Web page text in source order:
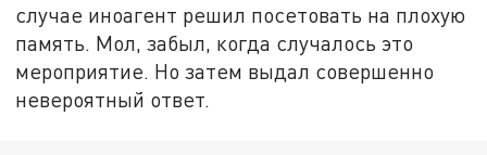
случае иноагент решил посетовать на плохую
память. Мол, забыл, когда случалось это
мероприятие. Но затем выдал совершенно
невероятный ответ.